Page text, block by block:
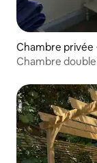
Chambre privée
Chambre